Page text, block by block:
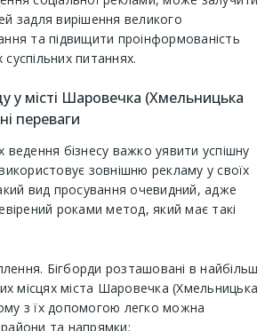
задля вирішення великого
та підвищити проінформованість
питаннях.
у місті Шаровечка (Хмельницька
переваги
ведення бізнесу важко уявити успішну
зовнішню рекламу у своїх
вид просування очевидний, адже
роками метод, який має такі
Бігборди розташовані в найбільш
місцях міста Шаровечка (Хмельницька
з їх допомогою легко можна
та напрямки;